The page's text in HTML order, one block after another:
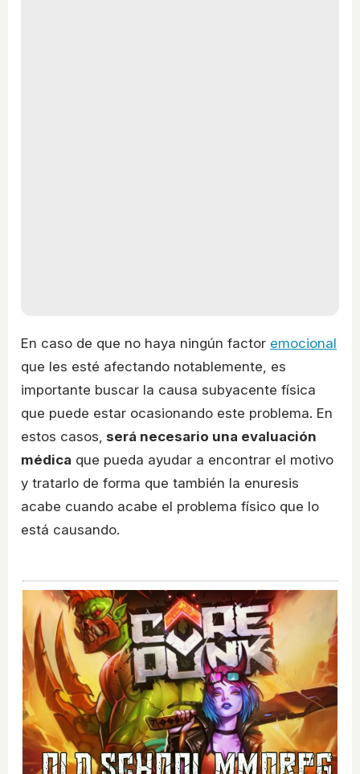
En caso de que no haya ningún factor emocional
que les esté afectando notablemente, es
importante buscar la causa subyacente física
que puede estar ocasionando este problema. En
estos casos, será necesario una evaluación
médica que pueda ayudar a encontrar el motivo
y tratarlo de forma que también la enuresis
acabe cuando acabe el problema físico que lo
está causando.